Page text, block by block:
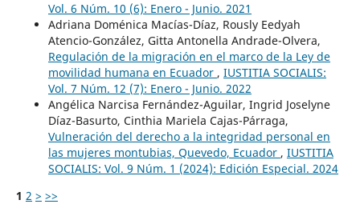
Vol. 6 Núm. 10 (6): Enero - Junio. 2021
Adriana Doménica Macías-Díaz, Rously Eedyah
Atencio-González, Gitta Antonella Andrade-Olvera,
Regulación de la migración en el marco de la Ley de
movilidad humana en Ecuador , IUSTITIA SOCIALIS:
Vol. 7 Núm. 12 (7): Enero - Junio. 2022
Angélica Narcisa Fernández-Aguilar, Ingrid Joselyne
Díaz-Basurto, Cinthia Mariela Cajas-Párraga,
Vulneración del derecho a la integridad personal en
las mujeres montubias, Quevedo, Ecuador , IUSTITIA
SOCIALIS: Vol. 9 Núm. 1 (2024): Edición Especial. 2024
1 2 > >>